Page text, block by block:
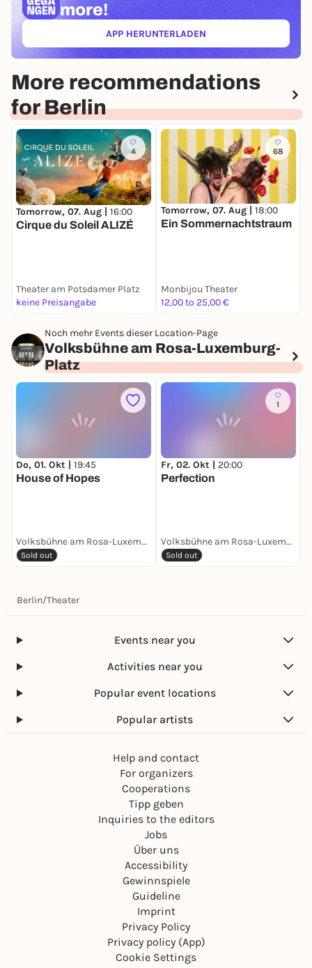
more!
APP HERUNTERLADEN(ÖFFNET IN NEUEM TAB)
More recommendations
for Berlin
4
Tomorrow, 07. Aug | 16:00
Cirque du Soleil ALIZÉ
Theater am Potsdamer Platz
keine Preisangabe
68
Tomorrow, 07. Aug | 18:00
Ein Sommernachtstraum
Monbijou Theater
12,00 to 25,00 €
Noch mehr Events dieser Location-Page
Volksbühne am Rosa-Luxemburg-
Platz
Do, 01. Okt | 19:45
House of Hopes
Volksbühne am Rosa-Luxemburg-Platz
Sold out
1
Fr, 02. Okt | 20:00
Perfection
Volksbühne am Rosa-Luxemburg-Platz
Sold out
Berlin/Theater
Events near you
Activities near you
Popular event locations
Popular artists
Help and contact
For organizers
Cooperations
Tipp geben
Inquiries to the editors
Jobs
Über uns
Accessibility
Gewinnspiele
Guideline
Imprint
Privacy Policy
Privacy policy (App)
Cookie Settings